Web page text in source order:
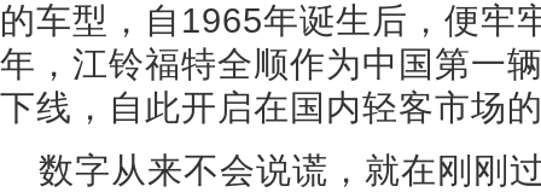
的车型，自1965年诞生后，便牢
年，江铃福特全顺作为中国第一
下线，自此开启在国内轻客市场
数字从来不会说谎，就在刚刚